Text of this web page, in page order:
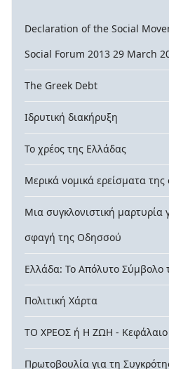
Declaration of the Social
Social Forum 2013 29 March
The Greek Debt
Ιδρυτική διακήρυξη
Το χρέος της Ελλάδας
Μερικά νομικά ερείσματα
Μια συγκλονιστική μαρτυρία
σφαγή της Οδησσού
Ελλάδα: Το Απόλυτο
Πολιτική Χάρτα
ΤΟ ΧΡΕΟΣ ή Η ΖΩΗ - Κεφάλαιο
Πρωτοβουλία για τη